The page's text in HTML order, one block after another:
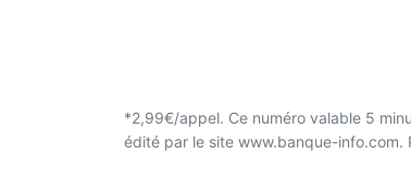
*2,99€/appel. Ce numéro valable 5
édité par le site www.banque-info.com.